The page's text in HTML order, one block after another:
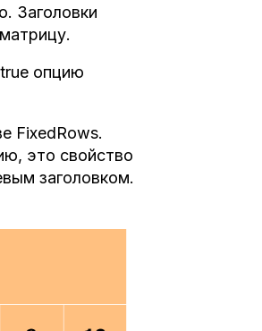
Заголовки
опцию
FixedRows.
это свойство
заголовком.